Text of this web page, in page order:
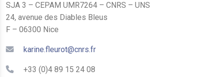
SJA 3 – CEPAM UMR7264 – CNRS – UNS
24, avenue des Diables Bleus
F – 06300 Nice
karine.fleurot@cnrs.fr
+33 (0)4 89 15 24 08